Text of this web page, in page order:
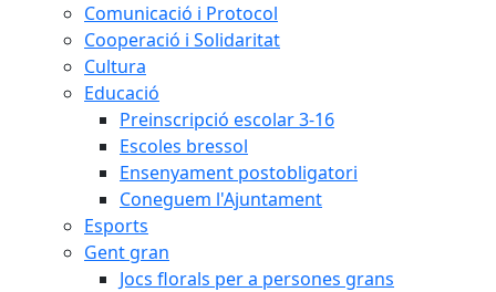
Comunicació i Protocol
Cooperació i Solidaritat
Cultura
Educació
Preinscripció escolar 3-16
Escoles bressol
Ensenyament postobligatori
Coneguem l'Ajuntament
Esports
Gent gran
Jocs florals per a persones grans